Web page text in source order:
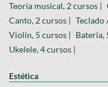
Teoría musical, 2 cursos |
Canto, 2 cursos | Teclado
Violin, 5 cursos | Bateria,
Ukelele, 4 cursos |
Estética